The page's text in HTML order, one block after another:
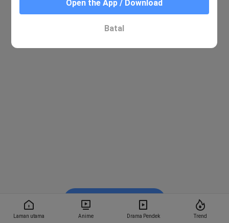
Laman utama Anime Drama Pendek Trend
Open the App / Download
Batal
Tonton dalam BiliBili